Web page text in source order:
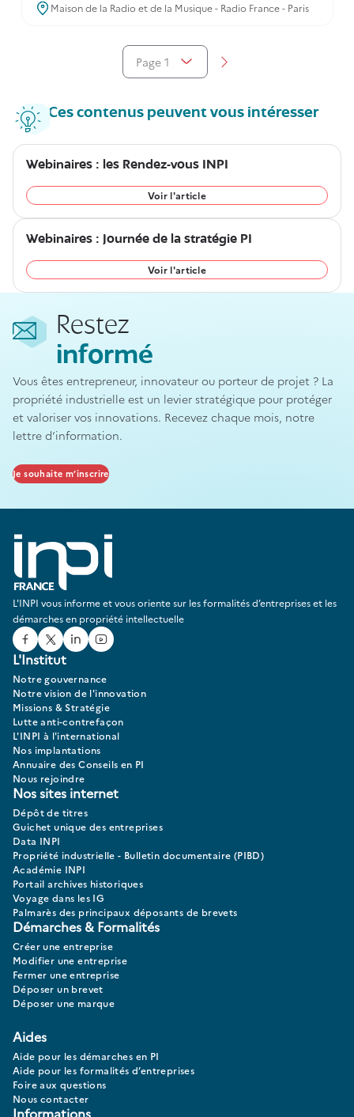
Maison de la Radio et de la Musique - Radio France - Paris
Page 1
Afficher la paginationAller à la page suivante
Ces contenus peuvent vous intéresser
Webinaires : les Rendez-vous INPI
Voir l'article
Webinaires : Journée de la stratégie PI
Voir l'article
Restez
informé
Vous êtes entrepreneur, innovateur ou porteur de projet ? La
propriété industrielle est un levier stratégique pour protéger
et valoriser vos innovations. Recevez chaque mois, notre
lettre d’information.
Je souhaite m’inscrire
L'INPI vous informe et vous oriente sur les formalités d’entreprises et les
démarches en propriété intellectuelle
Facebook
TwitterLinked In
Youtube
L'Institut
Notre gouvernance
Notre vision de l'innovation
Missions & Stratégie
Lutte anti-contrefaçon
L'INPI à l'international
Nos implantations
Annuaire des Conseils en PI
Nous rejoindre
Nos sites internet
Dépôt de titres
Guichet unique des entreprises
Data INPI
Propriété industrielle - Bulletin documentaire (PIBD)
Académie INPI
Portail archives historiques
Voyage dans les IG
Palmarès des principaux déposants de brevets
Démarches & Formalités
Créer une entreprise
Modifier une entreprise
Fermer une entreprise
Déposer un brevet
Déposer une marque
Aides
Aide pour les démarches en PI
Aide pour les formalités d’entreprises
Foire aux questions
Nous contacter
Informations